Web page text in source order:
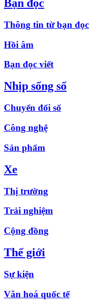
Bạn đọc
Thông tin từ bạn đọc
Hồi âm
Bạn đọc viết
Nhịp sống số
Chuyển đổi số
Công nghệ
Sản phẩm
Xe
Thị trường
Trải nghiệm
Cộng đồng
Thế giới
Sự kiện
Văn hoá quốc tế